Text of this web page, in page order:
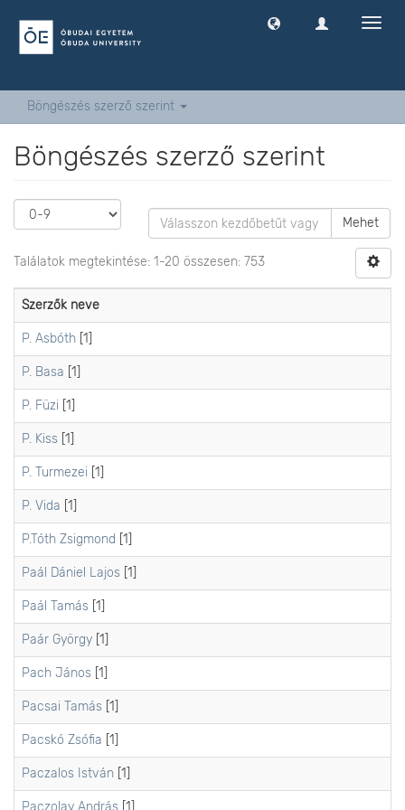
Böngészés szerző szerint
Böngészés szerző szerint
Mehet
Találatok megtekintése: 1-20 összesen: 753
Szerzők neve
P. Asbóth [1]
P. Basa [1]
P. Füzi [1]
P. Kiss [1]
P. Turmezei [1]
P. Vida [1]
P.Tóth Zsigmond [1]
Paál Dániel Lajos [1]
Paál Tamás [1]
Paár György [1]
Pach János [1]
Pacsai Tamás [1]
Pacskó Zsófia [1]
Paczalos István [1]
Paczolay András [1]